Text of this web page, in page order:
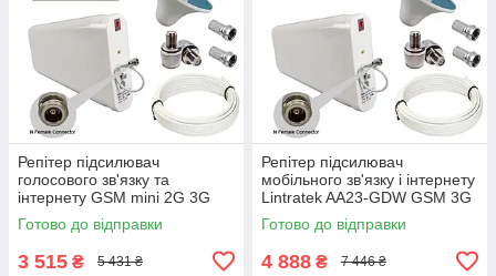
Репітер підсилювач
голосового зв'язку та
інтернету GSM mini 2G 3G
4G сигналу 1800 та 2100 МГц
(10/3 дБі)
Готово до відправки
3 515 ₴ 5 431 ₴
Репітер підсилювач
мобільного зв'язку і інтернету
Lintratek AA23-GDW GSM 3G
4G 900 1800 2100 МГц (10/3
дБі)
Готово до відправки
4 888 ₴ 7 446 ₴